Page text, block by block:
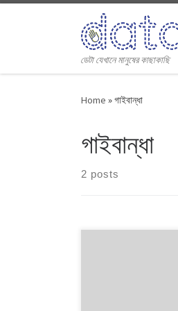
ডেটা যেখানে মানুষের কাছাকাছি
Home »গাইবান্ধা
গাইবান্ধা
2 posts